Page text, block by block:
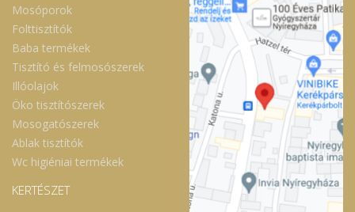
Mosóporok
Folttisztítók
Baba termékek
Tisztító és felmosószerek
Illóolajok
Öko tisztítószerek
Mosogatószerek
Ablak tisztítók
Wc higiéniai termékek
KERTÉSZET